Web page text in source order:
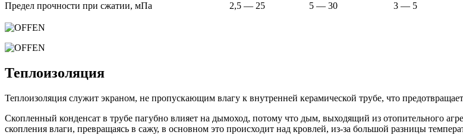
Предел прочности при сжатии, мПа
2,5 — 25 5 — 30 3 — 5
Теплоизоляция
Теплоизоляция служит экраном, не пропускающим влагу к внутренней керамической трубе, что
Скопленный конденсат в трубе пагубно влияет на дымоход, потому что дым, выходящий из отопительного
скопления влаги, превращаясь в сажу, в основном это происходит над кровлей, из-за большой разницы